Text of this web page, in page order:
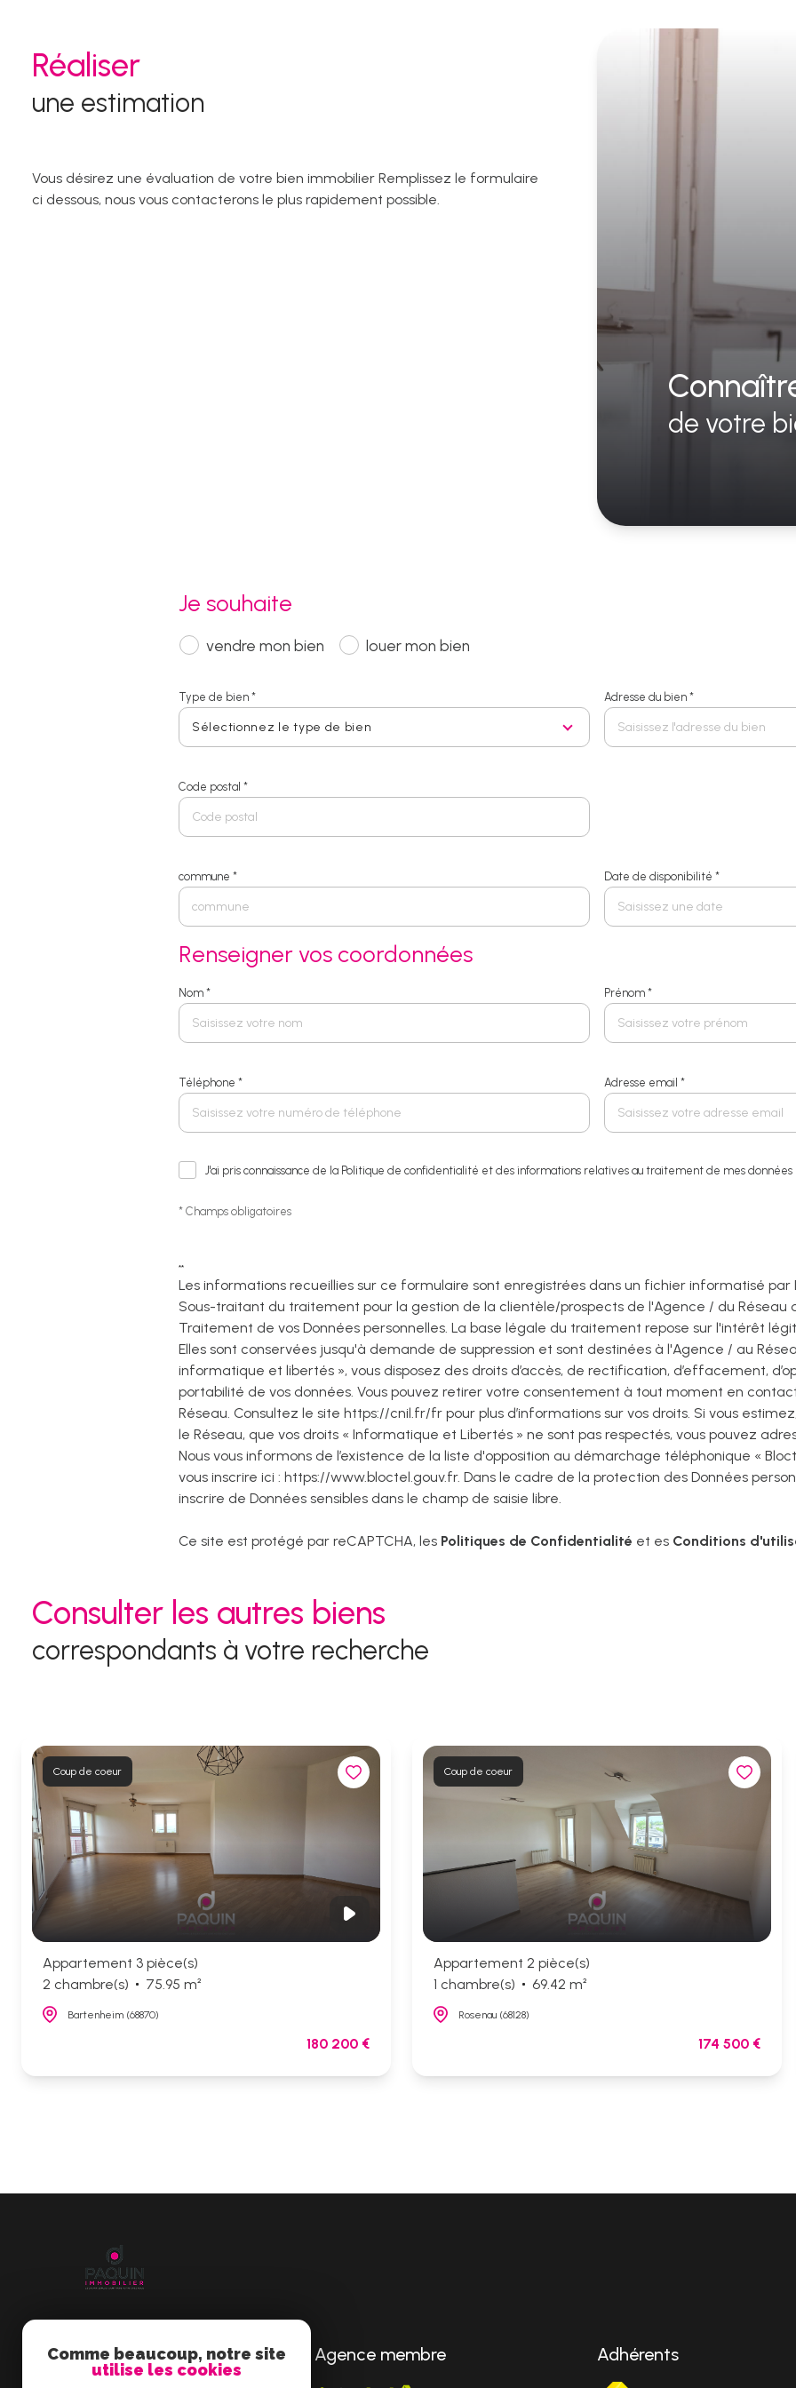
de votre
Réaliser
une estimation
Vous désirez une évaluation de votre bien immobilier Remplissez le formulaire
ci dessous, nous vous contacterons le plus rapidement possible.
Je souhaite
vendre mon bien louer mon bien
Type de bien *
Sélectionnez le type de bien
Adresse du bien *
Code postal *
commune * Date de disponibilité *
Renseigner vos coordonnées
Nom * Prénom *
Téléphone * Adresse email *
J'ai pris connaissance de la Politique de confidentialité et des informations relatives au traitement de mes données
* Champs obligatoires
**
Les informations recueillies sur ce formulaire sont enregistrées dans un fichier informatisé
Sous-traitant du traitement pour la gestion de la clientèle/prospects de l'Agence / du Réseau
Traitement de vos Données personnelles. La base légale du traitement repose sur l'intérêt
Elles sont conservées jusqu'à demande de suppression et sont destinées à l'Agence / au
informatique et libertés », vous disposez des droits d’accès, de rectification, d’effacement,
portabilité de vos données. Vous pouvez retirer votre consentement à tout moment en
Réseau. Consultez le site https://cnil.fr/fr pour plus d’informations sur vos droits. Si vous
le Réseau, que vos droits « Informatique et Libertés » ne sont pas respectés, vous pouvez
Nous vous informons de l’existence de la liste d'opposition au démarchage téléphonique «
vous inscrire ici : https://www.bloctel.gouv.fr. Dans le cadre de la protection des Données
inscrire de Données sensibles dans le champ de saisie libre.
Ce site est protégé par reCAPTCHA, les Politiques de Confidentialité et es Conditions
Consulter les autres biens
correspondants à votre recherche
Coup de coeur
Appartement 3 pièce(s)
2 chambre(s)
75.95 m²
Bartenheim (68870)
180 200 €
Coup de coeur
Appartement 2 pièce(s)
1 chambre(s)
69.42 m²
Rosenau (68128)
174 500 €
PAQUIN IMMOBILIER Agence membre Adhérents
Comme beaucoup, notre site
utilise les cookies